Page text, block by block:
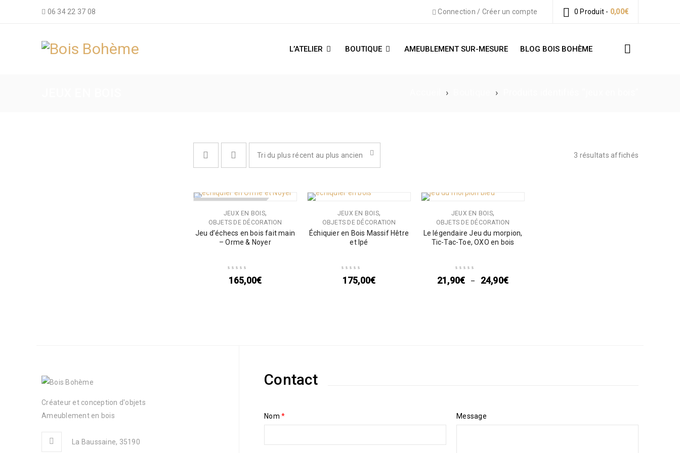
06 34 22 37 08 0 Produit - 0,00€
Connection / Créer un compte
L’ATELIER BOUTIQUE AMEUBLEMENT SUR-MESURE BLOG BOIS BOHÈME
› ›
3 résultats affichés
Tri du plus récent au plus ancien
JEUX EN BOIS,
OBJETS DE DÉCORATION
Jeu d’échecs en bois fait main
– Orme & Noyer
165,00€
JEUX EN BOIS,
OBJETS DE DÉCORATION
Échiquier en Bois Massif Hêtre
et Ipé
175,00€
JEUX EN BOIS,
OBJETS DE DÉCORATION
Le légendaire Jeu du morpion,
Tic-Tac-Toe, OXO en bois
21,90€ – 24,90€
Créateur et conception d'objets
Ameublement en bois
La Baussaine, 35190
Contact
Nom * Message